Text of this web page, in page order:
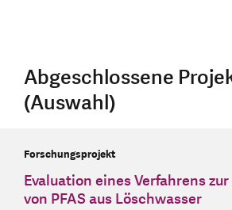
Abgeschlossene
(Auswahl)
Forschungsprojekt
Evaluation eines Verfahrens
von PFAS aus Löschwasser